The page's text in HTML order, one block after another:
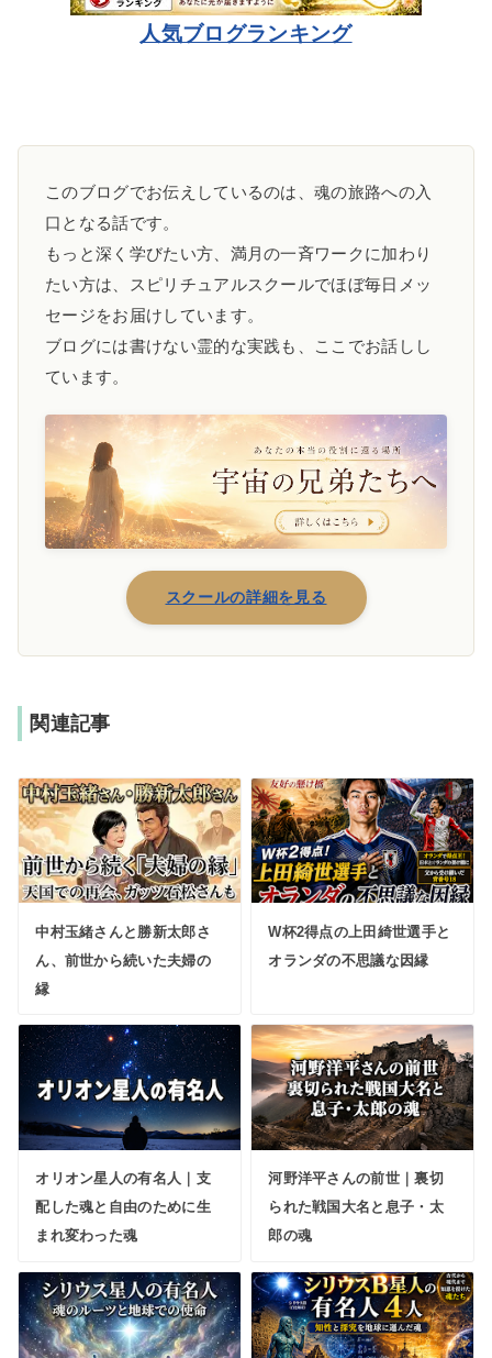
人気ブログランキング
このブログでお伝えしているのは、魂の旅路への入
口となる話です。
もっと深く学びたい方、満月の一斉ワークに加わり
たい方は、スピリチュアルスクールでほぼ毎日メッ
セージをお届けしています。
ブログには書けない霊的な実践も、ここでお話しし
ています。
スクールの詳細を見る
関連記事
中村玉緒さんと勝新太郎さ
ん、前世から続いた夫婦の
縁
W杯2得点の上田綺世選手と
オランダの不思議な因縁
オリオン星人の有名人｜支
配した魂と自由のために生
まれ変わった魂
河野洋平さんの前世｜裏切
られた戦国大名と息子・太
郎の魂